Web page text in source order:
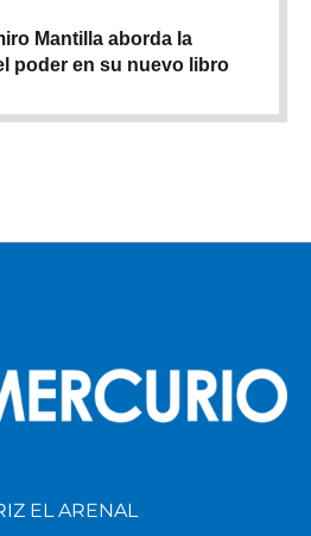
Mantilla aborda la
poder en su nuevo libro
EL ARENAL